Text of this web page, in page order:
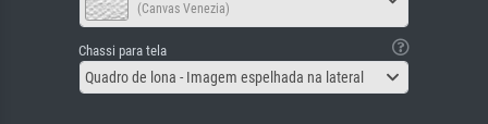
(Canvas Venezia)
Chassi para tela
Quadro de lona - Imagem espelhada na lateral